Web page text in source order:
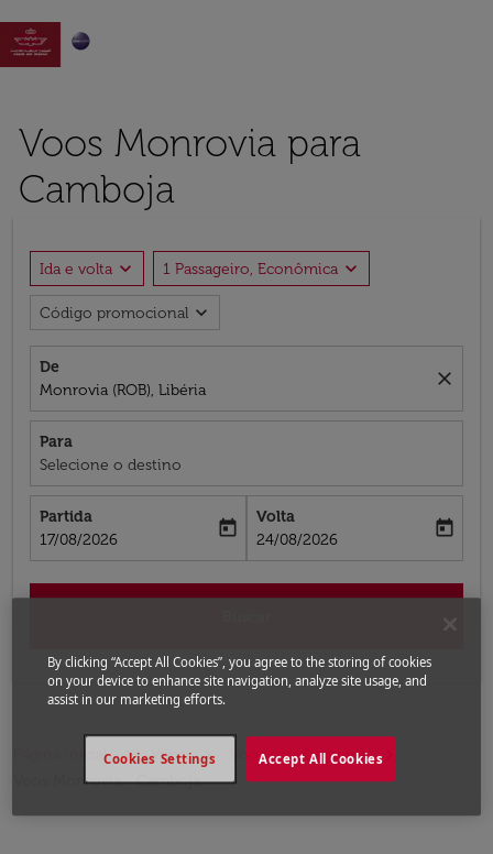

Voos Monrovia para
Camboja
Ida e volta expand_more 1 Passageiro, Econômica expand_more
Código promocional expand_more
De
Monrovia (ROB), Libéria
close
Para
Selecione o destino
Partida
fc-booking-departure-date-aria-label
17/08/2026
today
Volta
fc-booking-return-date-aria-label
24/08/2026
today
Página inicial Voos
Voos para Camboja
Voos Monrovia - Camboja
By clicking “Accept All Cookies”, you agree to the storing of cookies
on your device to enhance site navigation, analyze site usage, and
assist in our marketing efforts.
Accept All Cookies
Cookies Settings